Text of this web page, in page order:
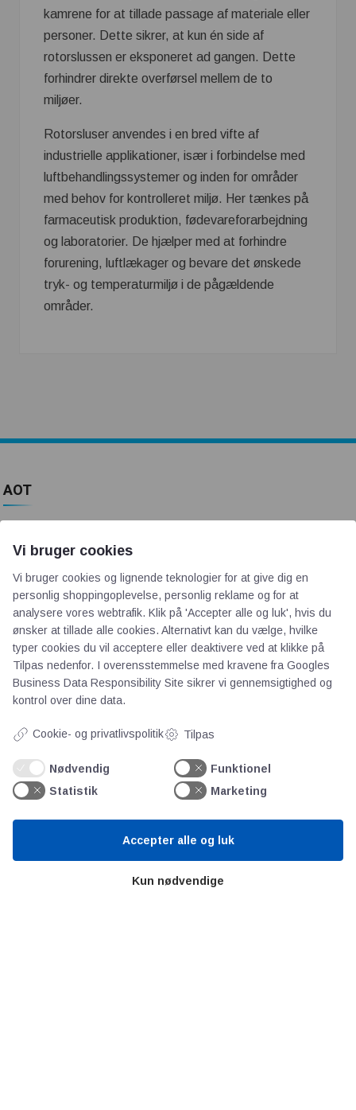
kamrene for at tillade passage af materiale eller
personer. Dette sikrer, at kun én side af
rotorslussen er eksponeret ad gangen. Dette
forhindrer direkte overførsel mellem de to
miljøer.
Rotorsluser anvendes i en bred vifte af
industrielle applikationer, især i forbindelse med
luftbehandlingssystemer og inden for områder
med behov for kontrolleret miljø. Her tænkes på
farmaceutisk produktion, fødevareforarbejdning
og laboratorier. De hjælper med at forhindre
forurening, luftlækager og bevare det ønskede
tryk- og temperaturmiljø i de pågældende
områder.
AOT
Priser
Kontakt
Persondata
Videncentre
Teknologisk Institut
Videncentre
Litteratur
Forkortelser
Ståbi
Værd at besøge
Vi bruger cookies
Vi bruger cookies og lignende teknologier for at give dig en
personlig shoppingoplevelse, personlig reklame og for at
analysere vores webtrafik. Klik på 'Accepter alle og luk', hvis du
ønsker at tillade alle cookies. Alternativt kan du vælge, hvilke
typer cookies du vil acceptere eller deaktivere ved at klikke på
Tilpas nedenfor. I overensstemmelse med kravene fra Googles
Business Data Responsibility Site sikrer vi gennemsigtighed og
kontrol over dine data.
Cookie- og privatlivspolitik Tilpas
Nødvendig
Funktionel
Statistik
Marketing
Kun nødvendige
Accepter alle og luk